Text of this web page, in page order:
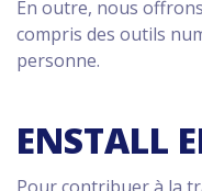
En outre, nous
compris des outils
personne.
ENSTALL